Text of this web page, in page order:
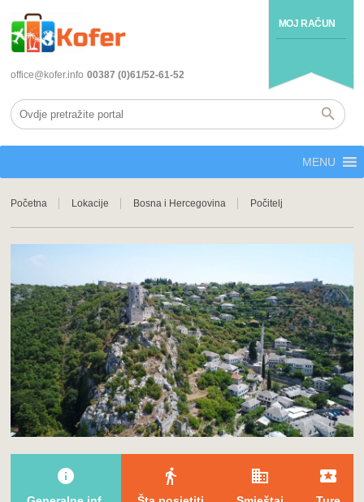
MOJ RAČUN
office@kofer.info 00387 (0)61/52-61-52
MENU
Početna Lokacije Bosna i Hercegovina Počitelj
info directions_walk domain local_play